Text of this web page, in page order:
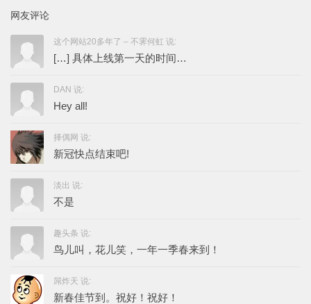
网友评论
这个网站20多年了 – 不霁何虹 说:
[…] 具体上线第一天的时间…
DAN 说:
Hey all!
择偶网 说:
新冠快点结束吧!
淡出 说:
不是
趣头条 说:
鸟儿叫，花儿笑，一年一季春来到！
屌炸天 说:
新春佳节到。祝好！祝好！